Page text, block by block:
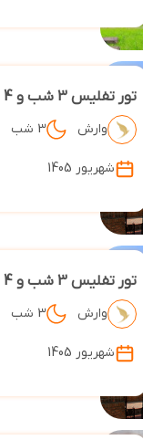
تور تفلیس 3 شب و 4 روز 9 شهریور
وارش 3 شب
شهریور 1405
تور تفلیس 3 شب و 4 روز 5 شهریور
وارش 3 شب
شهریور 1405